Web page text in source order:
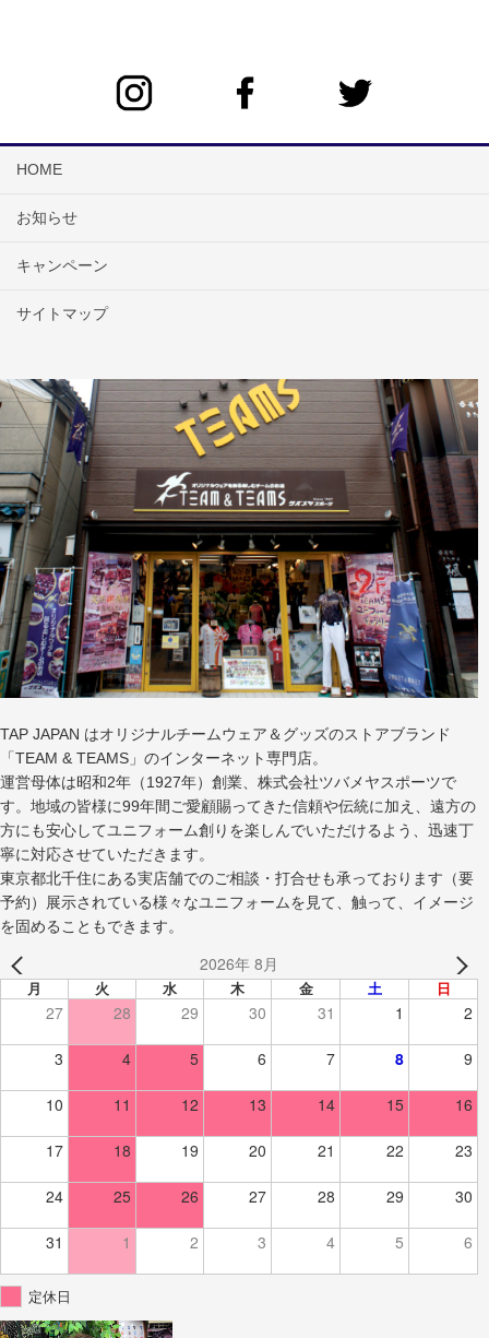
HOME
お知らせ
キャンペーン
サイトマップ
TAP JAPAN はオリジナルチームウェア＆グッズのストアブランド
「TEAM & TEAMS」のインターネット専門店。
運営母体は昭和2年（1927年）創業、株式会社ツバメヤスポーツで
す。地域の皆様に99年間ご愛顧賜ってきた信頼や伝統に加え、遠方の
方にも安心してユニフォーム創りを楽しんでいただけるよう、迅速丁
寧に対応させていただきます。
東京都北千住にある実店舗でのご相談・打合せも承っております（要
予約）展示されている様々なユニフォームを見て、触って、イメージ
を固めることもできます。
2026年 8月
月 火 水 木 金 土 日
27 28 29 30 31 1 2
3 4 5 6 7 8 9
10 11 12 13 14 15 16
17 18 19 20 21 22 23
24 25 26 27 28 29 30
31 1 2 3 4 5 6
定休日